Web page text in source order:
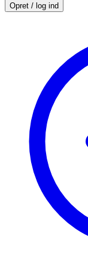
Opret / log ind